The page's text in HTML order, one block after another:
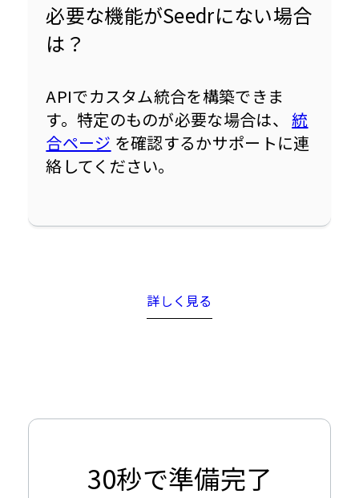
必要な機能がSeedrにない場合
は？
APIでカスタム統合を構築できま
す。特定のものが必要な場合は、 統
合ページ を確認するかサポートに連
絡してください。
詳しく見る
30秒で準備完了